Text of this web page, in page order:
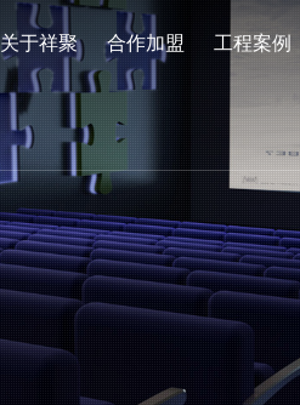
关于祥聚 合作加盟 工程案例